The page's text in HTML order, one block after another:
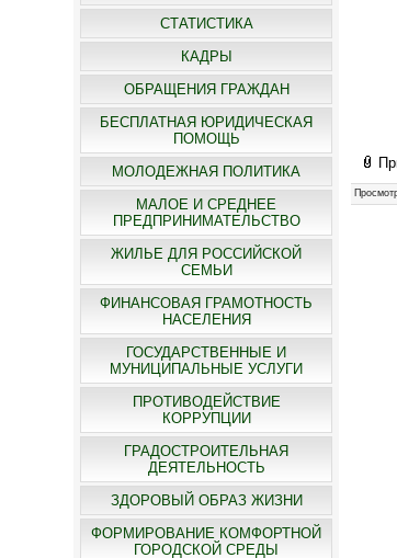
СТАТИСТИКА
КАДРЫ
ОБРАЩЕНИЯ ГРАЖДАН
БЕСПЛАТНАЯ ЮРИДИЧЕСКАЯ
ПОМОЩЬ
МОЛОДЕЖНАЯ ПОЛИТИКА
МАЛОЕ И СРЕДНЕЕ
ПРЕДПРИНИМАТЕЛЬСТВО
ЖИЛЬЕ ДЛЯ РОССИЙСКОЙ
СЕМЬИ
ФИНАНСОВАЯ ГРАМОТНОСТЬ
НАСЕЛЕНИЯ
ГОСУДАРСТВЕННЫЕ И
МУНИЦИПАЛЬНЫЕ УСЛУГИ
ПРОТИВОДЕЙСТВИЕ
КОРРУПЦИИ
ГРАДОСТРОИТЕЛЬНАЯ
ДЕЯТЕЛЬНОСТЬ
ЗДОРОВЫЙ ОБРАЗ ЖИЗНИ
ФОРМИРОВАНИЕ КОМФОРТНОЙ
ГОРОДСКОЙ СРЕДЫ